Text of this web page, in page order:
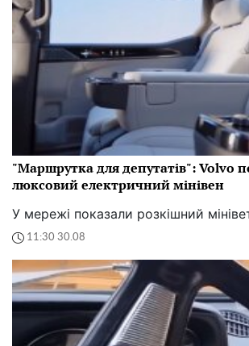
"Маршрутка для депутатів": Volvo
люксовий електричний мінівен
У мережі показали розкішний
11:30 30.08